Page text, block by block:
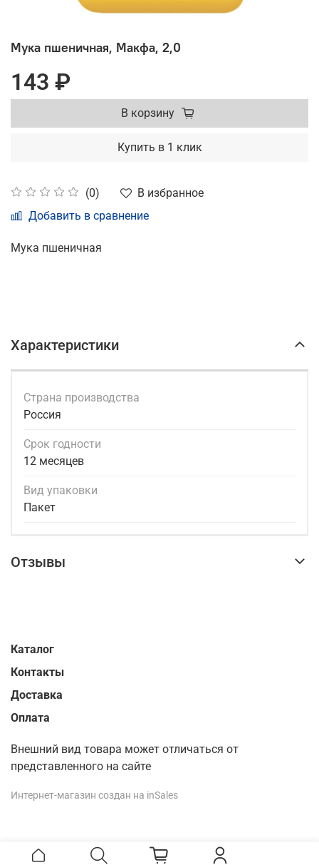
Мука пшеничная, Макфа, 2,0
(0)
В избранное
Добавить в сравнение
143 ₽
В корзину
Купить в 1 клик
Мука пшеничная
Характеристики
Страна производства
Россия
Срок годности
12 месяцев
Вид упаковки
Пакет
Отзывы
Каталог
Контакты
Доставка
Оплата
Внешний вид товара может отличаться от
представленного на сайте
Интернет-магазин создан на inSales